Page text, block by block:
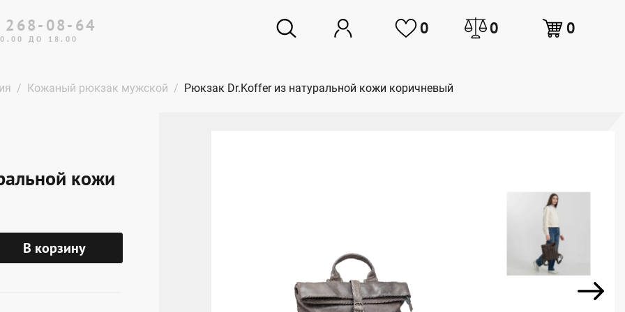
268-08-64
ДО 18.00
0 0 0
Кожаный рюкзак мужской Рюкзак Dr.Koffer из натуральной кожи коричневый
кожи
В корзину